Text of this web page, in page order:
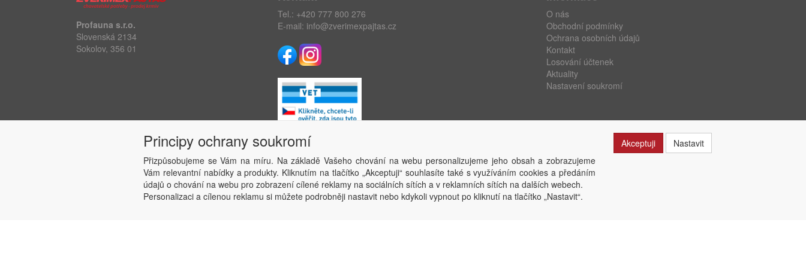
Profauna s.r.o.
Slovenská 2134
Sokolov, 356 01
Tel.: +420 777 800 276
E-mail: info@zverimexpajtas.cz
O nás
Obchodní podmínky
Ochrana osobních údajů
Kontakt
Losování účtenek
Aktuality
Nastavení soukromí
Copyright © ABRA Software a.s. 2020
Principy ochrany soukromí
Přizpůsobujeme se Vám na míru. Na základě Vašeho chování na webu personalizujeme jeho obsah a zobrazujeme
Vám relevantní nabídky a produkty. Kliknutím na tlačítko „Akceptuji“ souhlasíte také s využíváním cookies a předáním
údajů o chování na webu pro zobrazení cílené reklamy na sociálních sítích a v reklamních sítích na dalších webech.
Personalizaci a cílenou reklamu si můžete podrobněji nastavit nebo kdykoli vypnout po kliknutí na tlačítko „Nastavit“.
Akceptuji Nastavit